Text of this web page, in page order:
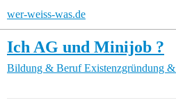
wer-weiss-was.de
Ich AG und Minijob ?
Bildung & Beruf Existenzgründung